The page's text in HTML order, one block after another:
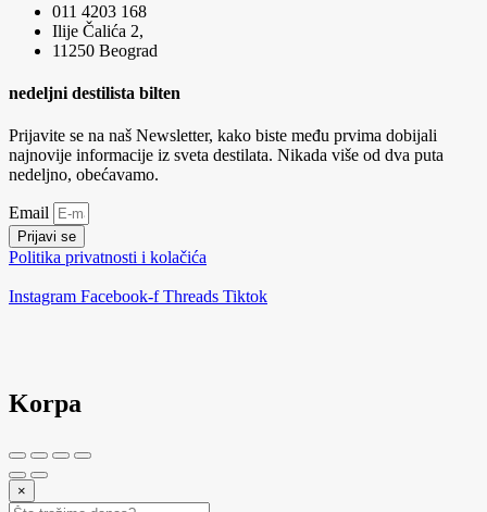
011 4203 168
Ilije Čalića 2,
11250 Beograd
nedeljni destilista bilten
Prijavite se na naš Newsletter, kako biste među prvima dobijali
najnovije informacije iz sveta destilata. Nikada više od dva puta
nedeljno, obećavamo.
Email
Prijavi se
Politika privatnosti i kolačića
Instagram Facebook-f Threads Tiktok
Korpa
×